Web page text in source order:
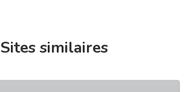
Sites similaires